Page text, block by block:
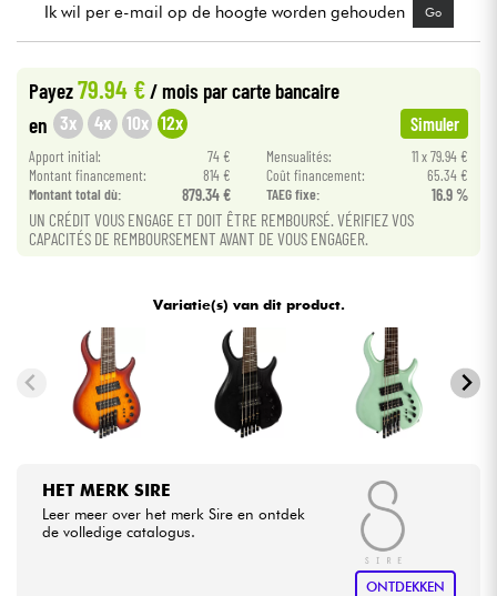
HiFi
Sets
Bekijk onze merken
Ik wil per e-mail op de hoogte worden gehouden Go
Payez79.94 € / mois par carte bancaire
en 3x 4x 10x 12x Simuler
Apport initial: 74 € Mensualités:
11 x 79.94 €
Montant financement:
814 € Coût financement:
65.34 €
Montant total dù:
879.34 € TAEG fixe: 16.9 %
UN CRÉDIT VOUS ENGAGE ET DOIT ÊTRE REMBOURSÉ. VÉRIFIEZ VOS
CAPACITÉS DE REMBOURSEMENT AVANT DE VOUS ENGAGER.
Variatie(s) van dit product.
HET MERK SIRE
Leer meer over het merk Sire en ontdek
de volledige catalogus.
ONTDEKKEN